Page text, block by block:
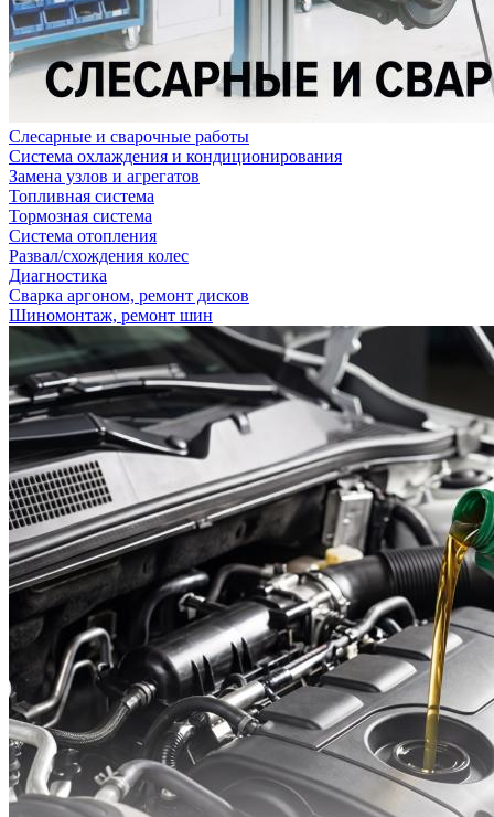
Слесарные и сварочные работы
Система охлаждения и кондиционирования
Замена узлов и агрегатов
Топливная система
Тормозная система
Система отопления
Развал/схождения колес
Диагностика
Сварка аргоном, ремонт дисков
Шиномонтаж, ремонт шин